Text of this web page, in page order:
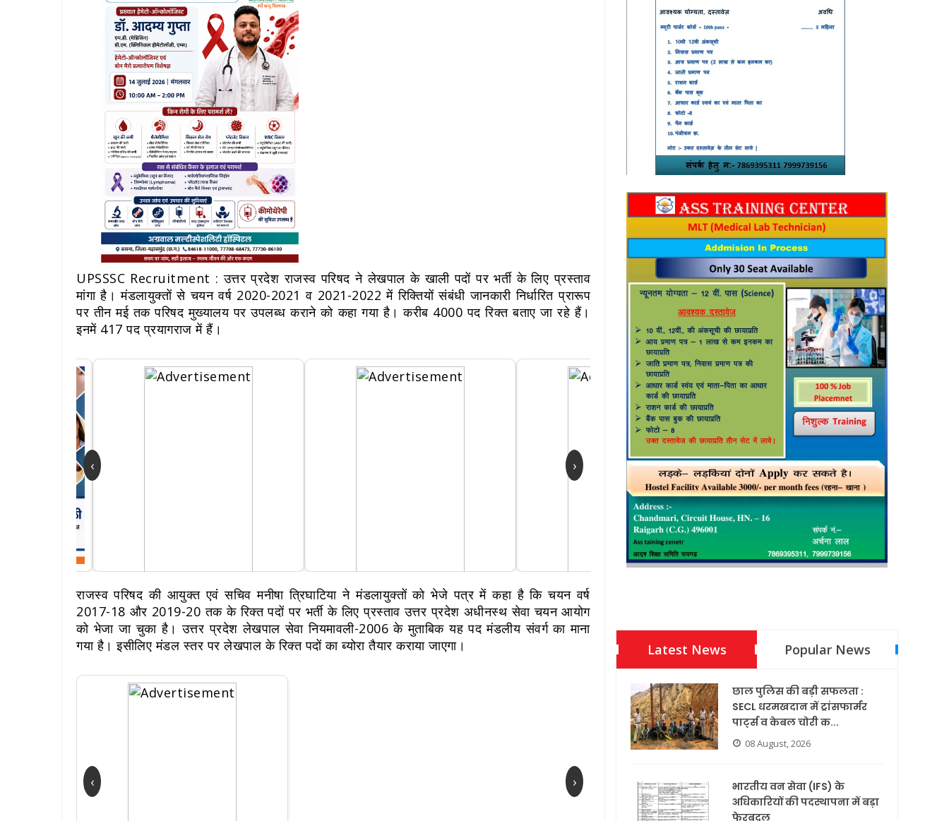
UPSSSC Recruitment : उत्तर प्रदेश राजस्व परिषद ने लेखपाल के खाली पदों पर भर्ती के लिए प्रस्ताव
मांगा है। मंडलायुक्तों से चयन वर्ष 2020-2021 व 2021-2022 में रिक्तियों संबंधी जानकारी निर्धारित प्रारूप
पर तीन मई तक परिषद मुख्यालय पर उपलब्ध कराने को कहा गया है। करीब 4000 पद रिक्त बताए जा रहे हैं।
इनमें 417 पद प्रयागराज में हैं।
‹ ›
राजस्व परिषद की आयुक्त एवं सचिव मनीषा त्रिघाटिया ने मंडलायुक्तों को भेजे पत्र में कहा है कि चयन वर्ष
2017-18 और 2019-20 तक के रिक्त पदों पर भर्ती के लिए प्रस्ताव उत्तर प्रदेश अधीनस्थ सेवा चयन आयोग
को भेजा जा चुका है। उत्तर प्रदेश लेखपाल सेवा नियमावली-2006 के मुताबिक यह पद मंडलीय संवर्ग का माना
गया है। इसीलिए मंडल स्तर पर लेखपाल के रिक्त पदों का ब्योरा तैयार कराया जाएगा।
‹ ›
Latest News Popular News
छाल पुलिस की बड़ी सफलता :
SECL धरमखदान में ट्रांसफार्मर
पार्ट्स व केबल चोरी क...
08 August, 2026
भारतीय वन सेवा (IFS) के
अधिकारियों की पदस्थापना में बड़ा
फेरबदल